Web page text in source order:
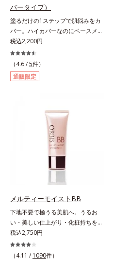
バータイプ）
塗るだけの1ステップで肌悩みをカ
バー。ハイカバーなのにベースメイ
クしていることがばれにくく、肌印
象をあげる。オルビスの肌研究の知
見から、男性の肌色の特長をとら
え、男性の肌だからこそなじむよう
に設計した、自然な仕上がりとカバ
め、コンシーラー、化粧下地、ファ
ンデーション、フェイスパウダーの
6つの役割を担うことができます。2
種の保湿成分“モイストGT(*)”と“ヒ
アルロン酸(*)”配合の美容液感触で
みずみずしくさらりとのび広がり、
スキンケア後のようななめらかな仕
上がりを実現いたします。様々な肌
印象の男性に幅広く使っていただけ
る色設計を採用しており、明るめ～
標準的な肌印象の方用の01は、普段
スキンケアをしっかり行っている美
容本格派の男性にもおススメです。
一方で、やや暗め～暗めの肌印象の
方用の02は、昔に比べて顔色がさえ
税込2,200円
（4.6 /5件）
通販限定
メルティーモイストBB
下地不要で極うる美肌へ。うるお
い・美しい仕上がり・化粧持ちを実
現。美容液製法の極上BBクリー
ム。ファンデーションに美容成分を
加える一般的な製法ではなく、美容
税込2,750円
（4.11 / 1090件）